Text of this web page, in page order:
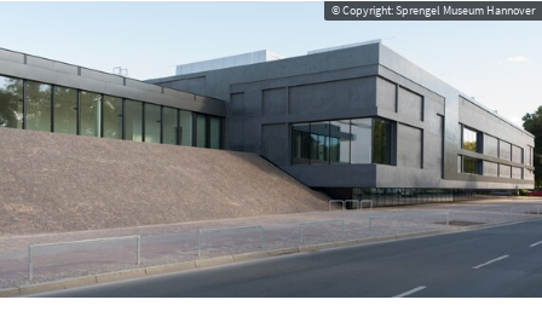
© Copyright: Sprengel Museum Hannover